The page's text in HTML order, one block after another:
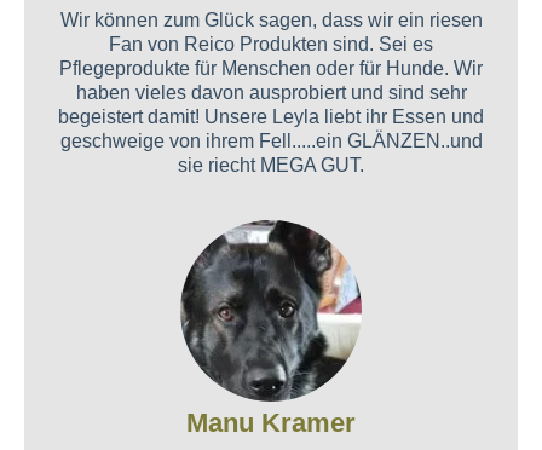
Wir können zum Glück sagen, dass wir ein riesen
Fan von Reico Produkten sind. Sei es
Pflegeprodukte für Menschen oder für Hunde. Wir
haben vieles davon ausprobiert und sind sehr
begeistert damit! Unsere Leyla liebt ihr Essen und
geschweige von ihrem Fell.....ein GLÄNZEN..und
sie riecht MEGA GUT.
Manu Kramer